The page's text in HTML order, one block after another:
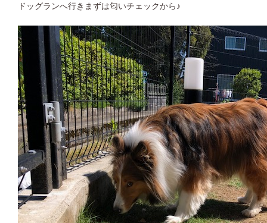
ドッグランへ行きまずは匂いチェックから♪